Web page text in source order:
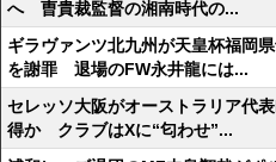
へ 曺貴裁監督の湘南時代の...
ギラヴァンツ北九州が天皇杯福岡
を謝罪 退場のFW永井龍には...
セレッソ大阪がオーストラリア代
得か クラブはXに“匂わせ”...